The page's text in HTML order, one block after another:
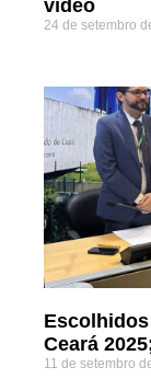
vídeo
24 de setembro
Ceará
11 de setembro